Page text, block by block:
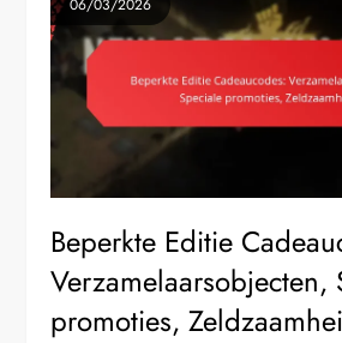
06/03/2026
Beperkte Editie
Verzamelaarsobjecten,
promoties,